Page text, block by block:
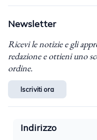
Newsletter
Ricevi le notizie e gli
redazione e ottieni uno
ordine.
Iscriviti ora
Indirizzo